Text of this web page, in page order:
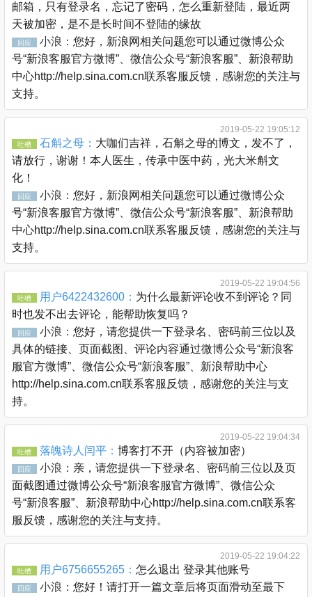
邮箱，只有登录名，忘记了密码，怎么重新登陆，最近两
天被加密，是不是长时间不登陆的缘故
回应 小浪： 您好，新浪网相关问题您可以通过微博公众
号“新浪客服官方微博”、微信公众号“新浪客服”、新浪帮助
中心http://help.sina.com.cn联系客服反馈，感谢您的关注与
支持。
2019-05-22 19:05:12
吐槽 石斛之母： 大咖们吉祥，石斛之母的博文，发不了，
请放行，谢谢！本人医生，传承中医中药，光大米斛文
化！
回应 小浪： 您好，新浪网相关问题您可以通过微博公众
号“新浪客服官方微博”、微信公众号“新浪客服”、新浪帮助
中心http://help.sina.com.cn联系客服反馈，感谢您的关注与
支持。
2019-05-22 19:04:56
吐槽 用户6422432600： 为什么最新评论收不到评论？同
时也发不出去评论，能帮助恢复吗？
回应 小浪： 您好，请您提供一下登录名、密码前三位以及
具体的链接、页面截图、评论内容通过微博公众号“新浪客
服官方微博”、微信公众号“新浪客服”、新浪帮助中心
http://help.sina.com.cn联系客服反馈，感谢您的关注与支
持。
2019-05-22 19:04:34
吐槽 落魄诗人闫平： 博客打不开（内容被加密）
回应 小浪： 亲，请您提供一下登录名、密码前三位以及页
面截图通过微博公众号“新浪客服官方微博”、微信公众
号“新浪客服”、新浪帮助中心http://help.sina.com.cn联系客
服反馈，感谢您的关注与支持。
2019-05-22 19:04:22
吐槽 用户6756655265： 怎么退出 登录其他账号
回应 小浪： 您好！请打开一篇文章后将页面滑动至最下